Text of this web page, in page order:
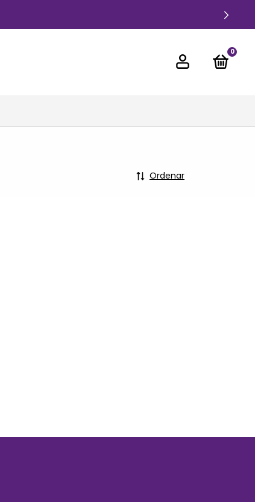
0
Ordenar